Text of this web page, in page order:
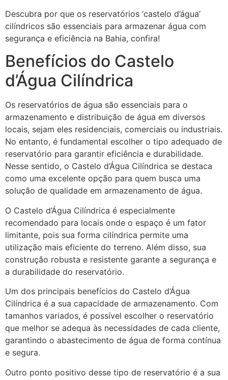
Descubra por que os reservatórios ‘castelo d’água’
cilíndricos são essenciais para armazenar água com
segurança e eficiência na Bahia, confira!
Benefícios do Castelo
d’Água Cilíndrica
Os reservatórios de água são essenciais para o
armazenamento e distribuição de água em diversos
locais, sejam eles residenciais, comerciais ou industriais.
No entanto, é fundamental escolher o tipo adequado de
reservatório para garantir eficiência e durabilidade.
Nesse sentido, o Castelo d’Água Cilíndrica se destaca
como uma excelente opção para quem busca uma
solução de qualidade em armazenamento de água.
O Castelo d’Água Cilíndrica é especialmente
recomendado para locais onde o espaço é um fator
limitante, pois sua forma cilíndrica permite uma
utilização mais eficiente do terreno. Além disso, sua
construção robusta e resistente garante a segurança e
a durabilidade do reservatório.
Um dos principais benefícios do Castelo d’Água
Cilíndrica é a sua capacidade de armazenamento. Com
tamanhos variados, é possível escolher o reservatório
que melhor se adequa às necessidades de cada cliente,
garantindo o abastecimento de água de forma contínua
e segura.
Outro ponto positivo desse tipo de reservatório é a sua